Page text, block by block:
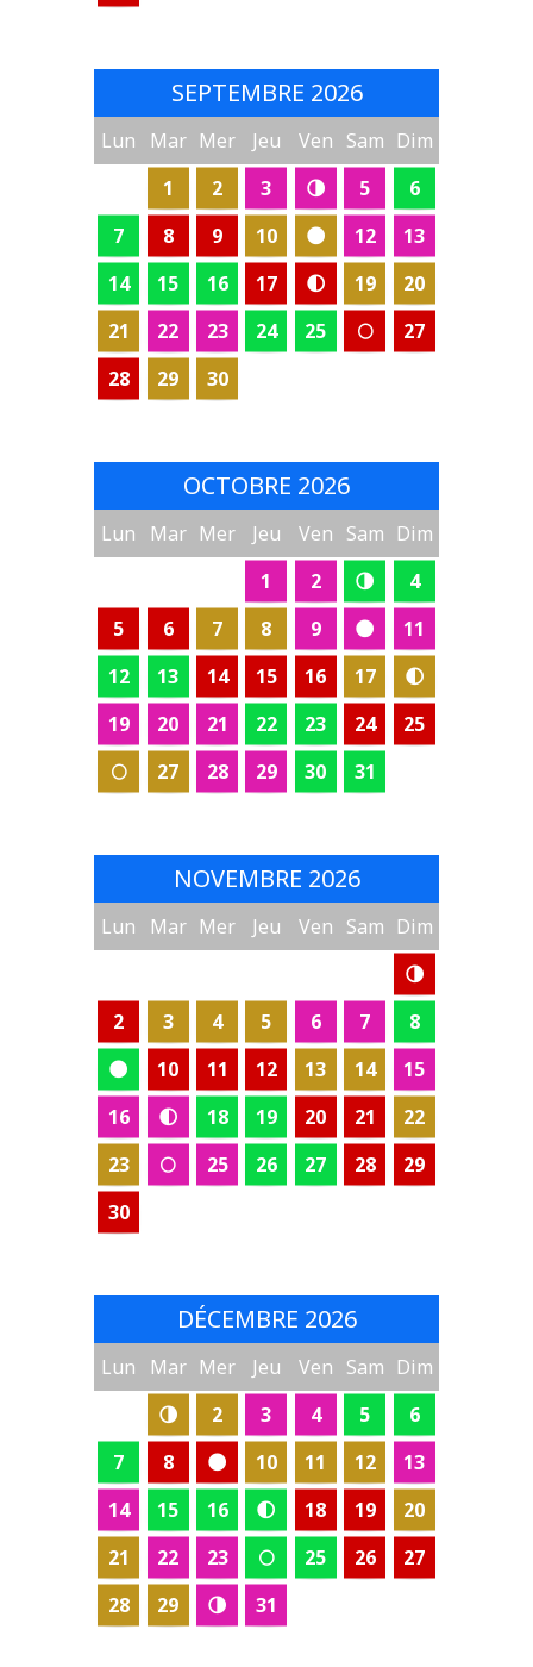
SEPTEMBRE 2026
Lun Mar Mer Jeu Ven Sam Dim
1
2 3 🌗 5
6
7
8 9 10 🌑 12
13
14
15 16 17 🌓 19
20
21
22 23 24 25 🌕
27
28
29 30
OCTOBRE 2026
Lun Mar Mer Jeu Ven Sam Dim
1
2 🌗
4
5
6 7 8 9 🌑
11
12
13 14 15 16 17
🌓
19
20 21 22 23 24
25
🌕
27 28 29 30 31
NOVEMBRE 2026
Lun Mar Mer Jeu Ven Sam Dim
🌗
2
3 4 5 6 7
8
🌑
10 11 12 13 14
15
16
🌓 18 19 20 21
22
23
🌕 25 26 27 28
29
30
DÉCEMBRE 2026
Lun Mar Mer Jeu Ven Sam Dim
🌗
2 3 4 5
6
7
8 🌑 10 11 12
13
14
15 16 🌓 18 19
20
21
22 23 🌕 25 26
27
28
29 🌗 31